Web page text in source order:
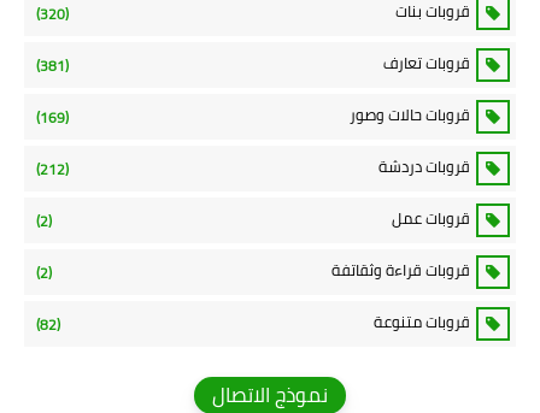
قروبات بنات (320)
قروبات تعارف (381)
قروبات حالات وصور (169)
قروبات دردشة (212)
قروبات عمل (2)
قروبات قراءة وثقاتفة (2)
قروبات متنوعة (82)
نموذج الاتصال